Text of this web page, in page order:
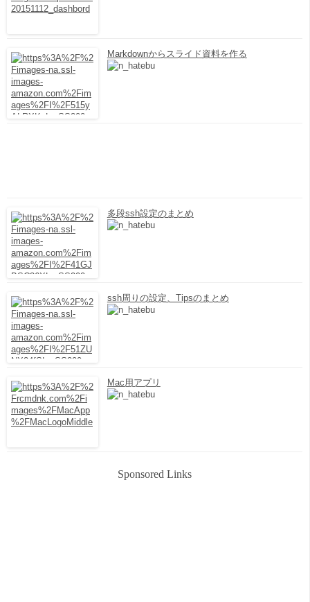
Markdownからスライド資料を作る
多段ssh設定のまとめ
ssh周りの設定、Tipsのまとめ
Mac用アプリ
Sponsored Links